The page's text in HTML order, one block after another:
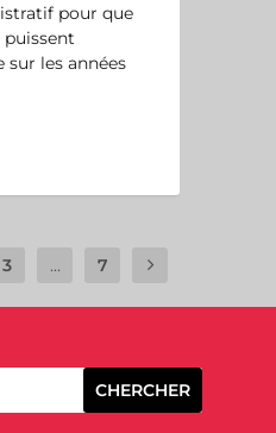
pour que
puissent
les années
3 ... 7